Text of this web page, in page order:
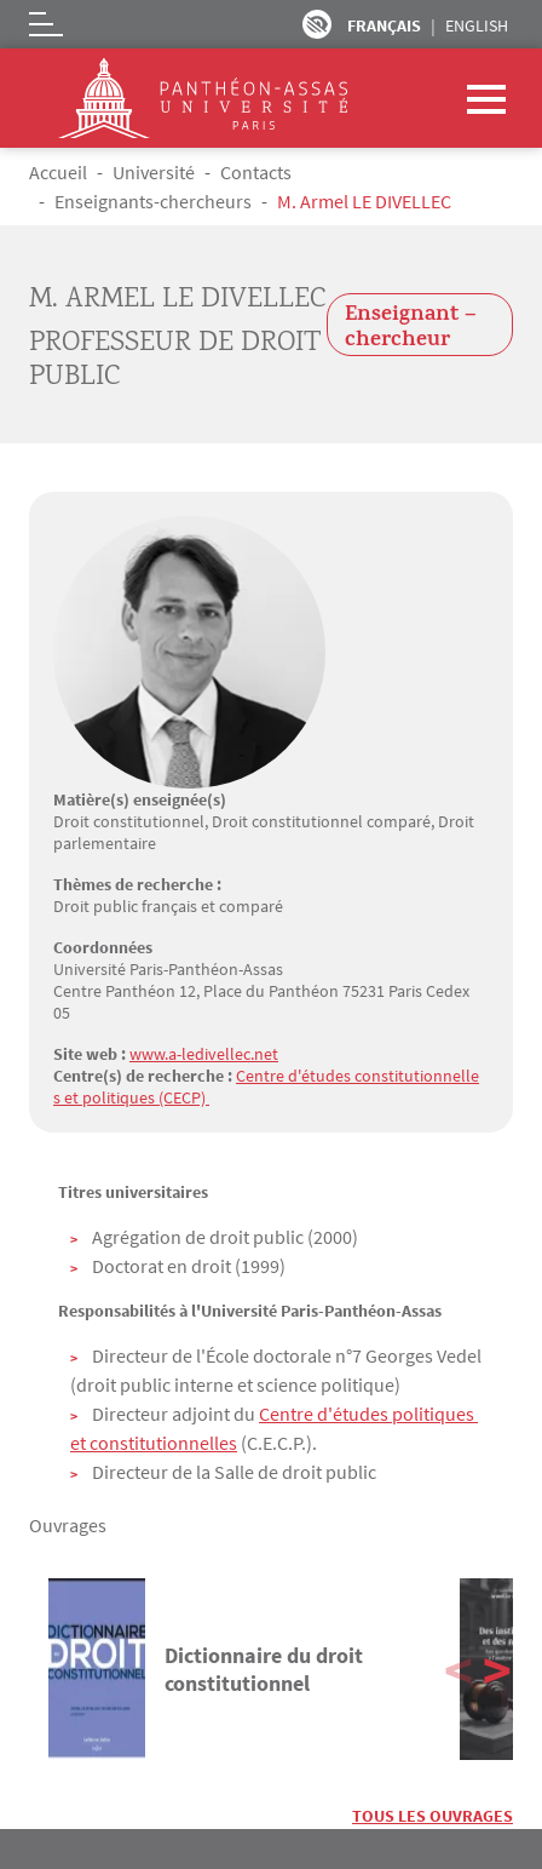
Aller au contenu principal
FRANÇAIS ENGLISH
Logo
Fil d'Ariane
Accueil Université
Contacts
Enseignants-chercheurs
M. Armel LE DIVELLEC
M. ARMEL LE DIVELLEC
PROFESSEUR DE DROIT
PUBLIC
Enseignant –
chercheur
Matière(s) enseignée(s)
Droit constitutionnel, Droit constitutionnel comparé, Droit
parlementaire
Thèmes de recherche :
Droit public français et comparé
Coordonnées
Université Paris-Panthéon-Assas
Centre Panthéon 12, Place du Panthéon 75231 Paris Cedex
05
Site web :www.a-ledivellec.net
Centre(s) de recherche :Centre d'études constitutionnelle
s et politiques (CECP)
Texte
Titres universitaires
Agrégation de droit public (2000)
Doctorat en droit (1999)
Responsabilités à l'Université Paris-Panthéon-Assas
Directeur de l'École doctorale n°7 Georges Vedel
(droit public interne et science politique)
Directeur adjoint du Centre d'études politiques
et constitutionnelles (C.E.C.P.).
Directeur de la Salle de droit public
Ouvrages
Dictionnaire du droit
constitutionnel
TOUS LES OUVRAGES